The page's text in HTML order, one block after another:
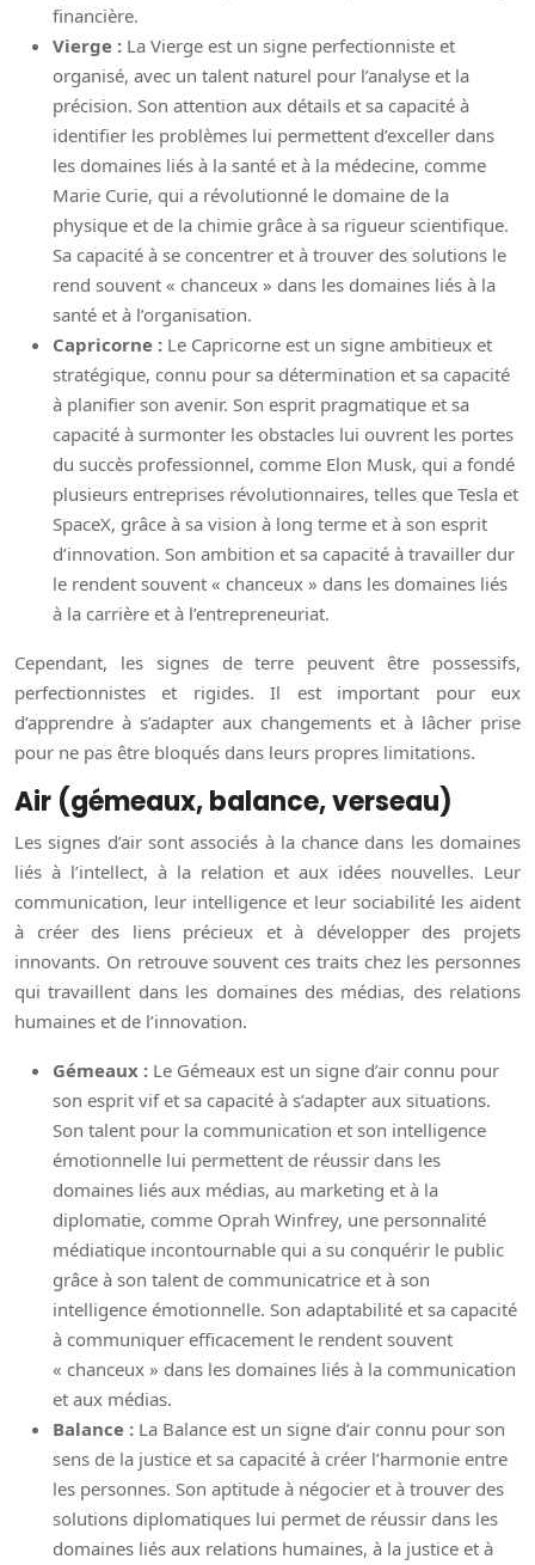
financière.
Vierge : La Vierge est un signe perfectionniste et
organisé, avec un talent naturel pour l’analyse et la
précision. Son attention aux détails et sa capacité à
identifier les problèmes lui permettent d’exceller dans
les domaines liés à la santé et à la médecine, comme
Marie Curie, qui a révolutionné le domaine de la
physique et de la chimie grâce à sa rigueur scientifique.
Sa capacité à se concentrer et à trouver des solutions le
rend souvent « chanceux » dans les domaines liés à la
santé et à l’organisation.
Capricorne : Le Capricorne est un signe ambitieux et
stratégique, connu pour sa détermination et sa capacité
à planifier son avenir. Son esprit pragmatique et sa
capacité à surmonter les obstacles lui ouvrent les portes
du succès professionnel, comme Elon Musk, qui a fondé
plusieurs entreprises révolutionnaires, telles que Tesla et
SpaceX, grâce à sa vision à long terme et à son esprit
d’innovation. Son ambition et sa capacité à travailler dur
le rendent souvent « chanceux » dans les domaines liés
à la carrière et à l’entrepreneuriat.
Cependant, les signes de terre peuvent être possessifs,
perfectionnistes et rigides. Il est important pour eux
d’apprendre à s’adapter aux changements et à lâcher prise
pour ne pas être bloqués dans leurs propres limitations.
Air (gémeaux, balance, verseau)
Les signes d’air sont associés à la chance dans les domaines
liés à l’intellect, à la relation et aux idées nouvelles. Leur
communication, leur intelligence et leur sociabilité les aident
à créer des liens précieux et à développer des projets
innovants. On retrouve souvent ces traits chez les personnes
qui travaillent dans les domaines des médias, des relations
humaines et de l’innovation.
Gémeaux : Le Gémeaux est un signe d’air connu pour
son esprit vif et sa capacité à s’adapter aux situations.
Son talent pour la communication et son intelligence
émotionnelle lui permettent de réussir dans les
domaines liés aux médias, au marketing et à la
diplomatie, comme Oprah Winfrey, une personnalité
médiatique incontournable qui a su conquérir le public
grâce à son talent de communicatrice et à son
intelligence émotionnelle. Son adaptabilité et sa capacité
à communiquer efficacement le rendent souvent
« chanceux » dans les domaines liés à la communication
et aux médias.
Balance : La Balance est un signe d’air connu pour son
sens de la justice et sa capacité à créer l’harmonie entre
les personnes. Son aptitude à négocier et à trouver des
solutions diplomatiques lui permet de réussir dans les
domaines liés aux relations humaines, à la justice et à